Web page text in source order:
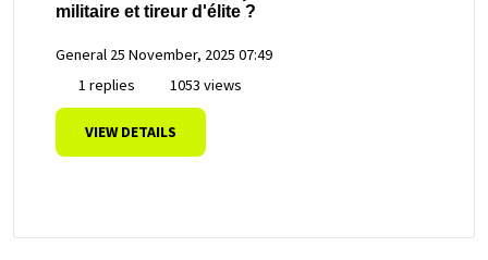
militaire et tireur d'élite ?
General 25 November, 2025 07:49
1 replies
1053 views
VIEW DETAILS